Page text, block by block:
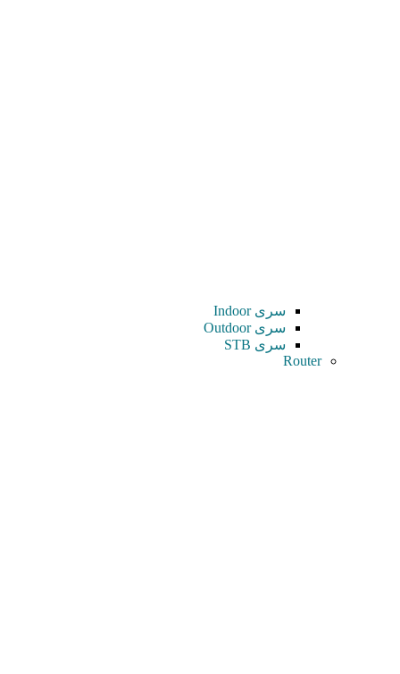
سری Indoor
سری Outdoor
سری STB
Router